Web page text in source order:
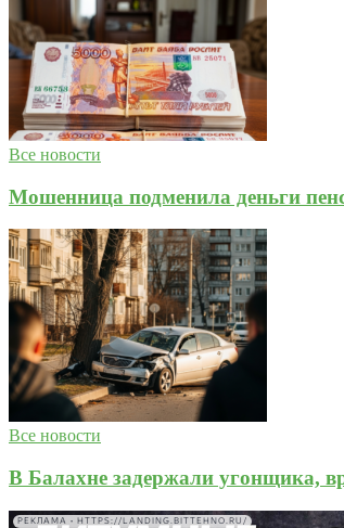
Все новости
Мошенница подменила деньги
Все новости
В Балахне задержали угонщика,
РЕКЛАМА • HTTPS://LANDING.BITTEHNO.RU/